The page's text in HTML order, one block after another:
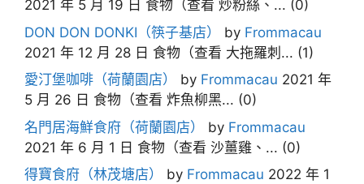
2021 年 5 月 19 日 食物（查看 炒粉絲、... (0)
DON DON DONKI（筷子基店）
by Frommacau
2021 年 12 月 28 日 食物（查看 大拖羅刺... (1)
愛汀堡咖啡（荷蘭園店）
by Frommacau 2021 年
5 月 26 日 食物（查看 炸魚柳黑... (0)
名門居海鮮食府（荷蘭園店）
by Frommacau
2021 年 6 月 1 日 食物（查看 沙薑雞、... (0)
得寶食府（林茂塘店）
by Frommacau 2022 年 1